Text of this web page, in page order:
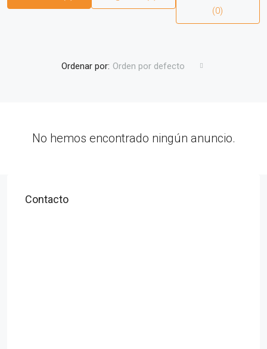
(0)
Ordenar por: Orden por defecto
No hemos encontrado ningún anuncio.
Contacto